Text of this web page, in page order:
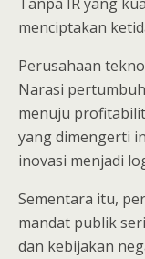
menciptakan
Perusahaan
Narasi
menuju
yang dimengerti
inovasi menjadi
Sementara itu,
mandat publik
dan kebijakan